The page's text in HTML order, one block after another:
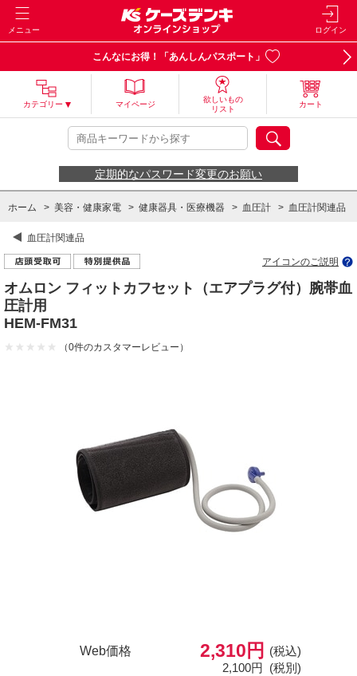
メニュー ログイン
こんなにお得！「あんしんパスポート」
カテゴリー マイページ
欲しいもの
リスト
カート
定期的なパスワード変更のお願い
ホーム > 美容・健康家電 > 健康器具・医療機器 > 血圧計 > 血圧計関連品
血圧計関連品
アイコンのご説明
オムロン フィットカフセット（エアプラグ付）腕帯血
圧計用
HEM-FM31
（0件のカスタマーレビュー）
Web価格 2,310円
(税込)
2,100円 (税別)